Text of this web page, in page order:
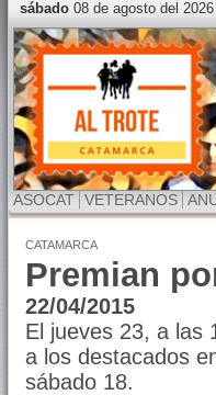
sábado08 de agosto del 2026
ASOCAT VETERANOS
CATAMARCA
Premian
22/04/2015
El jueves 23, a las
a los destacados
sábado 18.